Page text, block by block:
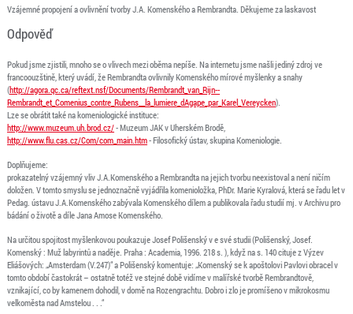
Vzájemné propojení a ovlivnění tvorby J.A. Komenského a Rembrandta. Děkujeme za laskavost
Odpověď
Pokud jsme zjistili, mnoho se o vlivech mezi oběma nepíše. Na internetu jsme našli jediný zdroj ve
francoouzštině, který uvádí, že Rembrandta ovlivnily Komenského mírové myšlenky a snahy
(http://agora.qc.ca/reftext.nsf/Documents/Rembrandt_van_Rijn--
Rembrandt_et_Comenius_contre_Rubens__la_lumiere_dAgape_par_Karel_Vereycken).
Lze se obrátit také na komeniologické instituce:
http://www.muzeum.uh.brod.cz/- Muzeum JAK v Uherském Brodě,
http://www.flu.cas.cz/Com/com_main.htm- Filosofický ústav, skupina Komeniologie.
Doplňujeme:
prokazatelný vzájemný vliv J.A.Komenského a Rembrandta na jejich tvorbu neexistoval a není ničím
doložen. V tomto smyslu se jednoznačně vyjádřila komenioložka, PhDr. Marie Kyralová, která se řadu let v
Pedag. ústavu J.A.Komenského zabývala Komenského dílem a publikovala řadu studií mj. v Archivu pro
bádání o životě a díle Jana Amose Komenského.
Na určitou spojitost myšlenkovou poukazuje Josef Polišenský v e své studii (Polišenský, Josef.
Komenský : Muž labyrintů a naděje. Praha : Academia, 1996. 218 s. ), když na s. 140 cituje z Výzev
Eliášových: „Amsterdam (V.247)“ a Polišenský komentuje: „Komenský se k apoštolovi Pavlovi obracel v
tomto období častokrát – ostatně totéž ve stejné době vidíme v malířské tvorbě Rembrandtově,
vznikající, co by kamenem dohodil, v domě na Rozengrachtu. Dobro i zlo je promíšeno v mikrokosmu
velkoměsta nad Amstelou . . .“